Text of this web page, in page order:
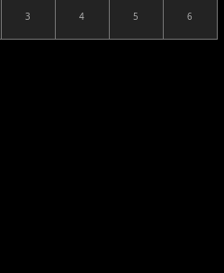
32026.09.03 42026.09.04 52026.09.05 6